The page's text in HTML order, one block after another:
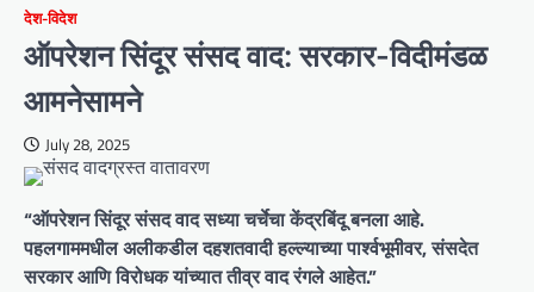
देश-विदेश
ऑपरेशन सिंदूर संसद वाद: सरकार-विदीमंडळ
आमनेसामने
July 28, 2025
“ऑपरेशन सिंदूर संसद वाद सध्या चर्चेचा केंद्रबिंदू बनला आहे.
पहलगाममधील अलीकडील दहशतवादी हल्ल्याच्या पार्श्वभूमीवर, संसदेत
सरकार आणि विरोधक यांच्यात तीव्र वाद रंगले आहेत.”